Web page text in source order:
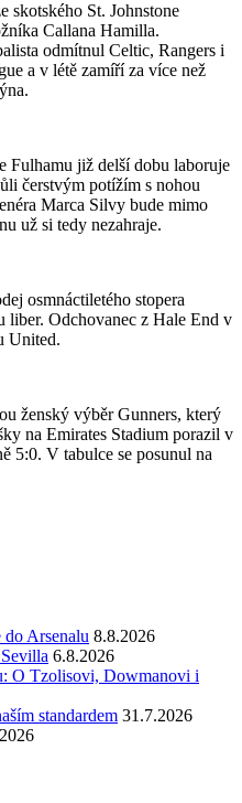
skotského St. Johnstone
Callana Hamilla.
odmítnul Celtic, Rangers i
a v létě zamíří za více než
Fulhamu již delší dobu laboruje
čerstvým potížím s nohou
Marca Silvy bude mimo
už si tedy nezahraje.
osmnáctiletého stopera
liber. Odchovanec z Hale End v
United.
ženský výběr Gunners, který
na Emirates Stadium porazil v
5:0. V tabulce se posunul na
do Arsenalu 8.8.2026
6.8.2026
O Tzolisovi, Dowmanovi i
standardem 31.7.2026